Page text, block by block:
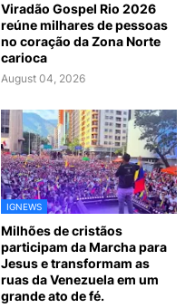
Viradão Gospel Rio 2026
reúne milhares de pessoas
no coração da Zona Norte
carioca
August 04, 2026
IGNEWS
Milhões de cristãos
participam da Marcha para
Jesus e transformam as
ruas da Venezuela em um
grande ato de fé.